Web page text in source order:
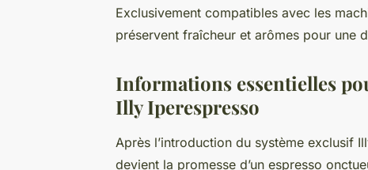
Exclusivement compatibles avec les
préservent fraîcheur et arômes pour une
Informations essentielles
Illy Iperespresso
Après l’introduction du système exclusif
devient la promesse d’un espresso